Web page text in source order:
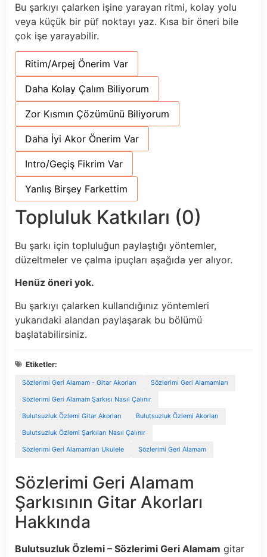
Bu şarkıyı çalarken işine yarayan ritmi, kolay yolu
veya küçük bir püf noktayı yaz. Kısa bir öneri bile
çok işe yarayabilir.
Ritim/Arpej Önerim Var
Daha Kolay Çalım Biliyorum
Zor Kısmın Çözümünü Biliyorum
Daha İyi Akor Önerim Var
Intro/Geçiş Fikrim Var
Yanlış Birşey Farkettim
Topluluk Katkıları (0)
Bu şarkı için topluluğun paylaştığı yöntemler,
düzeltmeler ve çalma ipuçları aşağıda yer alıyor.
Henüz öneri yok.
Bu şarkıyı çalarken kullandığınız yöntemleri
yukarıdaki alandan paylaşarak bu bölümü
başlatabilirsiniz.
Etiketler:
Sözlerimi Geri Alamam - Gitar Akorları Sözlerimi Geri Alamamları
Sözlerimi Geri Alamam Şarkısı Nasıl Çalınır
Bulutsuzluk Özlemi Gitar Akorları Bulutsuzluk Özlemi Akorları
Bulutsuzluk Özlemi Şarkıları Nasıl Çalınır
Sözlerimi Geri Alamamları Ukulele Sözlerimi Geri Alamam
Sözlerimi Geri Alamam
Şarkısının Gitar Akorları
Hakkında
Bulutsuzluk Özlemi – Sözlerimi Geri Alamam gitar